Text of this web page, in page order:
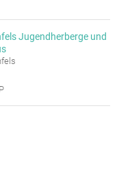
Jugendherberge und